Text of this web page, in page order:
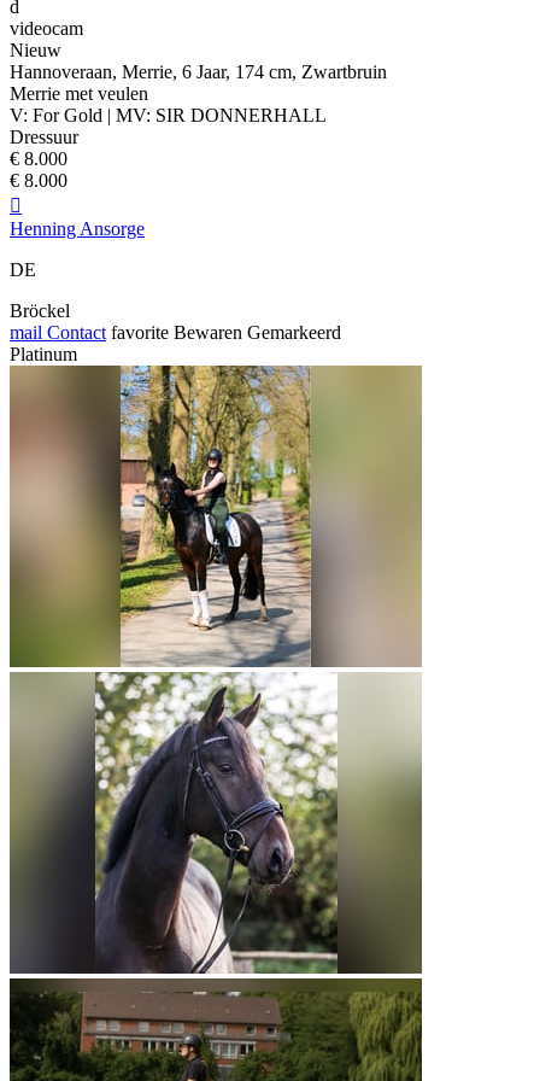
d
videocam
Nieuw
Hannoveraan, Merrie, 6 Jaar, 174 cm, Zwartbruin
Merrie met veulen
V: For Gold | MV: SIR DONNERHALL
Dressuur
€ 8.000
€ 8.000

Henning Ansorge
DE
Bröckel
mail Contact favorite Bewaren Gemarkeerd
Platinum